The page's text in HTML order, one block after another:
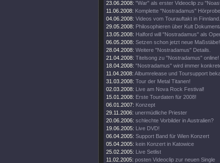
23.06.2008: "War" als erster Videoclip zu
11.06.2008: Komplette "Nostradamus"
04.06.2008: Videos vom Tourauftakt in Finnland.
29.05.2008: Philosophieren über Kult
13.05.2008: Halford will "Nostradamus" als
06.05.2008: Setzen schon jetzt neue Maßstäbe!
28.04.2008: Weitere "Nostradamus" Details.
21.04.2008: Titelsong zu "Nostradamus" online!
18.04.2008: "Nostradamus" wird immer
11.04.2008: Albumrelease und Toursupport
31.03.2008: Tour der Metal Titanen!
02.03.2008: Live am Nova Rock Festival!
15.01.2008: Erste Tourdaten für 2008!
06.01.2007: Konzept
29.11.2006: unermüdliche Priester
20.06.2006: schlechte Vorbilder in Australien?
19.06.2005: Live DVD!
06.04.2005: Support Band für Wien Konzert
05.04.2005: kein Konzert in Katowice
25.02.2005: Live Setlist
11.02.2005: posten Videoclip zur neuen Single